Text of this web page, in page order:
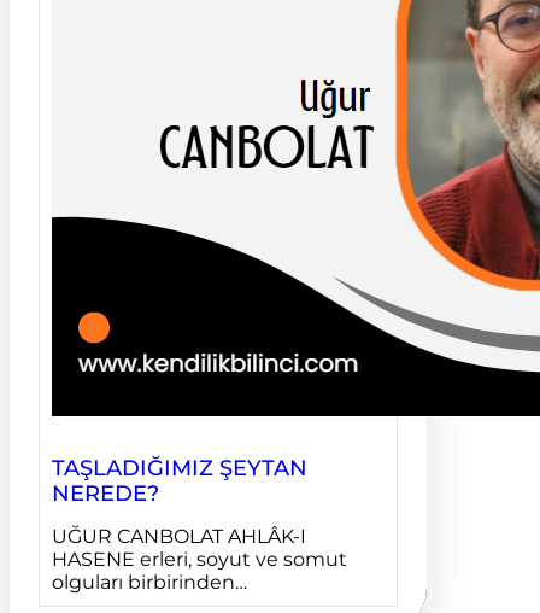
TAŞLADIĞIMIZ ŞEYTAN
NEREDE?
UĞUR CANBOLAT AHLÂK-I
HASENE erleri, soyut ve somut
olguları birbirinden…